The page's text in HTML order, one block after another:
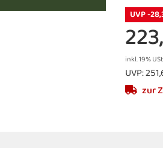
UVP -
inkl. 19%
UVP:
zur